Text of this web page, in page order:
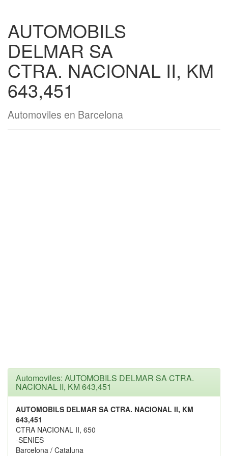
AUTOMOBILS
DELMAR SA
CTRA. NACIONAL II, KM
643,451
Automoviles en Barcelona
Automoviles: AUTOMOBILS DELMAR SA CTRA.
NACIONAL II, KM 643,451
AUTOMOBILS DELMAR SA CTRA. NACIONAL II, KM
643,451
CTRA NACIONAL II, 650
-SENIES
Barcelona / Cataluna